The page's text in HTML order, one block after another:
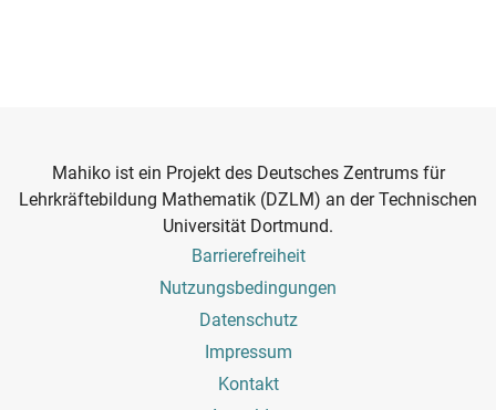
Mahiko ist ein Projekt des Deutsches Zentrums für
Lehrkräftebildung Mathematik (DZLM) an der Technischen
Universität Dortmund.
Barrierefreiheit
Nutzungsbedingungen
Datenschutz
Impressum
Kontakt